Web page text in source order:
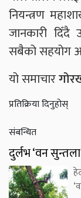
नियन्त्रण
जानकारी दिँदै
सबैको सहयोग
यो समाचार
प्रतिक्रिया दिनुहोस्
संबन्धित
दुर्लभ ‘वन